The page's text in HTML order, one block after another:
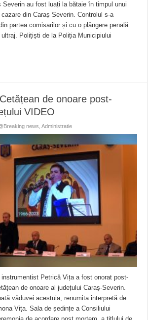
Severin au fost luați la bătaie în timpul unui
din Caraș Severin. Controlul s-a
partea comisarilor și cu o plângere penală
Polițiști de la Poliția Municipiului
de onoare post-
VIDEO
news ,Administratie
instrumentist Petrică Vița a fost onorat post-
de onoare al județului Caraș-Severin.
văduvei acestuia, renumita interpretă de
Vița. Sala de ședințe a Consiliului